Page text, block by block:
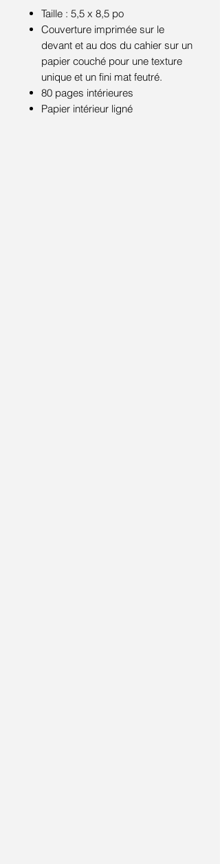
Taille : 5,5 x 8,5 po
Couverture imprimée sur le
devant et au dos du cahier sur un
papier couché pour une texture
unique et un fini mat feutré.
80 pages intérieures
Papier intérieur ligné